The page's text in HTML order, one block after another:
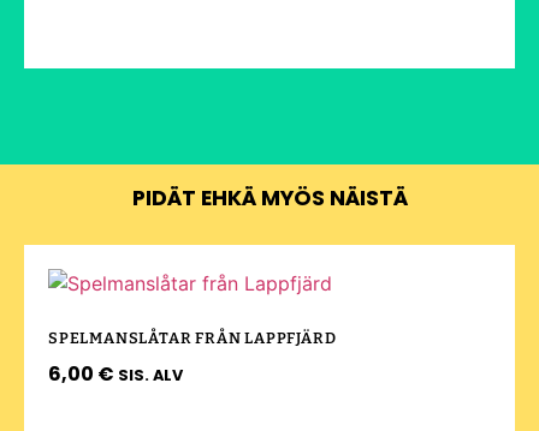
PIDÄT EHKÄ MYÖS NÄISTÄ
SPELMANSLÅTAR FRÅN LAPPFJÄRD
6,00 € SIS. ALV